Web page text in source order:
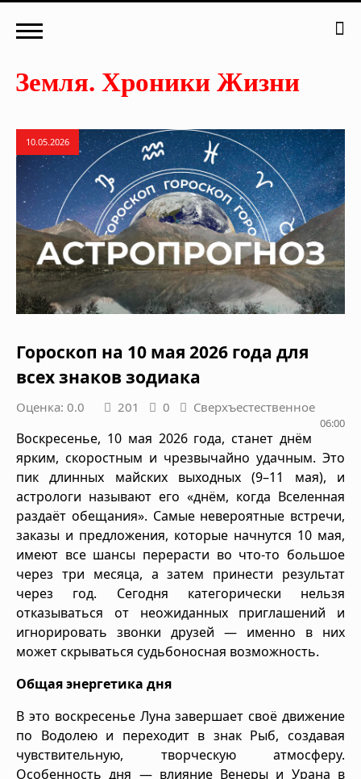
10.05.2026
Гороскоп на 10 мая 2026 года для
всех знаков зодиака
Оценка: 0.0 201 0 Сверхъестественное
06:00
Воскресенье, 10 мая 2026 года, станет днём
ярким, скоростным и чрезвычайно удачным. Это
пик длинных майских выходных (9–11 мая), и
астрологи называют его «днём, когда Вселенная
раздаёт обещания». Самые невероятные встречи,
заказы и предложения, которые начнутся 10 мая,
имеют все шансы перерасти во что-то большое
через три месяца, а затем принести результат
через год. Сегодня категорически нельзя
отказываться от неожиданных приглашений и
игнорировать звонки друзей — именно в них
может скрываться судьбоносная возможность.
Общая энергетика дня
В это воскресенье Луна завершает своё движение
по Водолею и переходит в знак Рыб, создавая
чувствительную, творческую атмосферу.
Особенность дня — влияние Венеры и Урана в